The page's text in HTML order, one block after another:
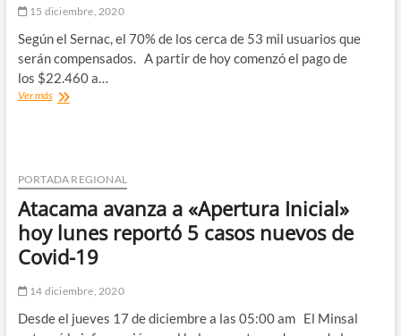
sus
15 diciembre, 2020
Según el Sernac, el 70% de los cerca de 53 mil usuarios que
serán compensados. A partir de hoy comenzó el pago de
los $22.460 a…
Ver másComienza
por
colusión
de
las
farmacias:
Conoce
fechas
tu
PORTADA REGIONAL
Atacama avanza a «Apertura Inicial»
hoy lunes reportó 5 casos nuevos de
Covid-19
14 diciembre, 2020
Desde el jueves 17 de diciembre a las 05:00 am El Minsal